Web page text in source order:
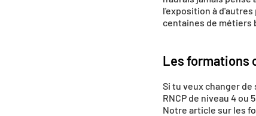
l'exposition à
centaines de métiers
Les formations
Si tu veux changer
RNCP de niveau 4 ou
Notre article sur les